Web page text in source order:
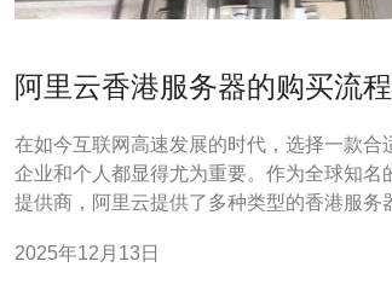
阿里云香港服务器的购买流
在如今互联网高速发展的时代，选择一款合
企业和个人都显得尤为重要。作为全球知名
提供商，阿里云提供了多种类型的香港服务
找到最便宜的服务器方案，阿里云都能提供
2025年12月13日